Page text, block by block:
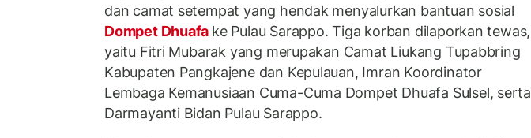
dan camat setempat yang hendak menyalurkan bantuan sosial
Dompet Dhuafa ke Pulau Sarappo. Tiga korban dilaporkan tewas,
yaitu Fitri Mubarak yang merupakan Camat Liukang Tupabbring
Kabupaten Pangkajene dan Kepulauan, Imran Koordinator
Lembaga Kemanusiaan Cuma-Cuma Dompet Dhuafa Sulsel, serta
Darmayanti Bidan Pulau Sarappo.